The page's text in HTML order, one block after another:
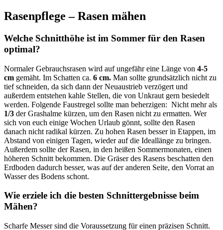
Rasenpflege – Rasen mähen
Welche Schnitthöhe ist im Sommer für den Rasen
optimal?
Normaler Gebrauchsrasen wird auf ungefähr eine Länge von 4-5
cm gemäht. Im Schatten ca. 6 cm. Man sollte grundsätzlich nicht zu
tief schneiden, da sich dann der Neuaustrieb verzögert und
außerdem entstehen kahle Stellen, die von Unkraut gern besiedelt
werden. Folgende Faustregel sollte man beherzigen: Nicht mehr als
1/3 der Grashalme kürzen, um den Rasen nicht zu ermatten. Wer
sich von euch einige Wochen Urlaub gönnt, sollte den Rasen
danach nicht radikal kürzen. Zu hohen Rasen besser in Etappen, im
Abstand von einigen Tagen, wieder auf die Ideallänge zu bringen.
Außerdem sollte der Rasen, in den heißen Sommermonaten, einen
höheren Schnitt bekommen. Die Gräser des Rasens beschatten den
Erdboden dadurch besser, was auf der anderen Seite, den Vorrat an
Wasser des Bodens schont.
Wie erziele ich die besten Schnittergebnisse beim
Mähen?
Scharfe Messer sind die Voraussetzung für einen präzisen Schnitt.